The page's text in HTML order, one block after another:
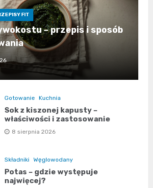
FIT
– przepis i sposób
Gotowanie Kuchnia
Sok z kiszonej kapusty –
właściwości i zastosowanie
8 sierpnia 2026
Składniki Węglowodany
Potas – gdzie występuje
najwięcej?